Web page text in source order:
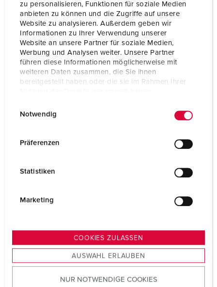
zu personalisieren, Funktionen für soziale Medien
anbieten zu können und die Zugriffe auf unsere
Website zu analysieren. Außerdem geben wir
Informationen zu Ihrer Verwendung unserer
Website an unsere Partner für soziale Medien,
Werbung und Analysen weiter. Unsere Partner
führen diese Informationen möglicherweise mit
weiteren Daten zusammen, die Sie ihnen
bereitgestellt haben oder die sie im Rahmen Ihrer
s
u
Notwendig
Präferenzen
Statistiken
Marketing
COOKIES ZULASSEN
AUSWAHL ERLAUBEN
NUR NOTWENDIGE COOKIES
5
2
9
0 kein Schutz kein Schutz
Geschützt gegen
feste Fremdkörper mit
Durchmesser ≥ 50
Geschützt gegen
den Zugang mit
dem Handrücken
feste Fremdkörper mit
mm
den Zugang mit
feste Fremdkörper mit
den Zugang mit
einem Werkzeug
4
Geschützt gegen
Geschützt gegen
Geschützt gegen
Staub in
schädigender Menge
vollständiger
Schutz gegen
Berührung